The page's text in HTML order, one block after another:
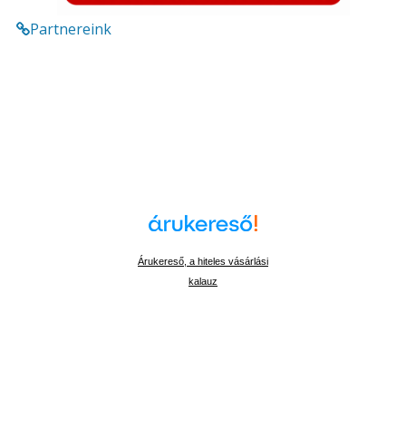
Partnereink
Árukereső, a hiteles vásárlási
kalauz